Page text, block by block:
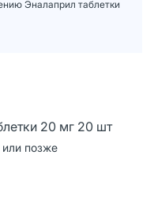
Эналаприл таблетки
20 мг 20 шт
или позже